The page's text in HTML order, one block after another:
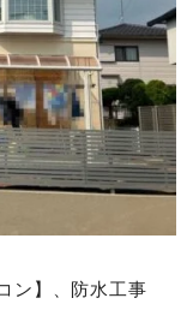
ン】、防水工事